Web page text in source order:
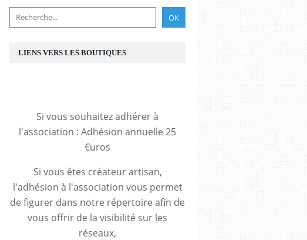
LIENS VERS LES BOUTIQUES
Si vous souhaitez adhérer à
l'association : Adhésion annuelle 25
€uros
Si vous êtes créateur artisan,
l'adhésion à l'association vous permet
de figurer dans notre répertoire afin de
vous offrir de la visibilité sur les
réseaux,